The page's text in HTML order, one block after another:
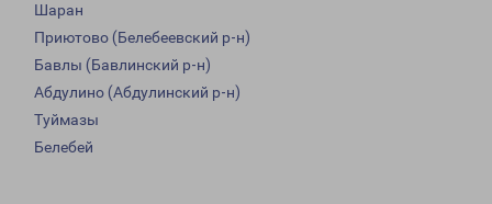
Шаран
Приютово (Белебеевский р-н)
Бавлы (Бавлинский р-н)
Абдулино (Абдулинский р-н)
Туймазы
Белебей